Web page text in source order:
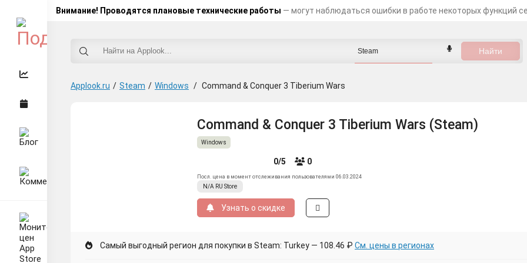
Внимание! Проводятся плановые технические работы — могут наблюдаться ошибки в работе некоторых функций
Applook.ru / Steam / Windows / Command & Conquer 3 Tiberium Wars
Command & Conquer 3 Tiberium Wars (Steam)
Windows
0/5 0
Посл. цена в момент отслеживания пользователями 06.03.2024
N/A RU Store
Узнать о скидке
Самый выгодный регион для покупки в Steam: Turkey — 108.46 ₽ См. цены в регионах